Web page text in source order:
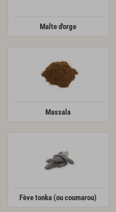
Malte d'orge
Massala
Fève tonka (ou coumarou)